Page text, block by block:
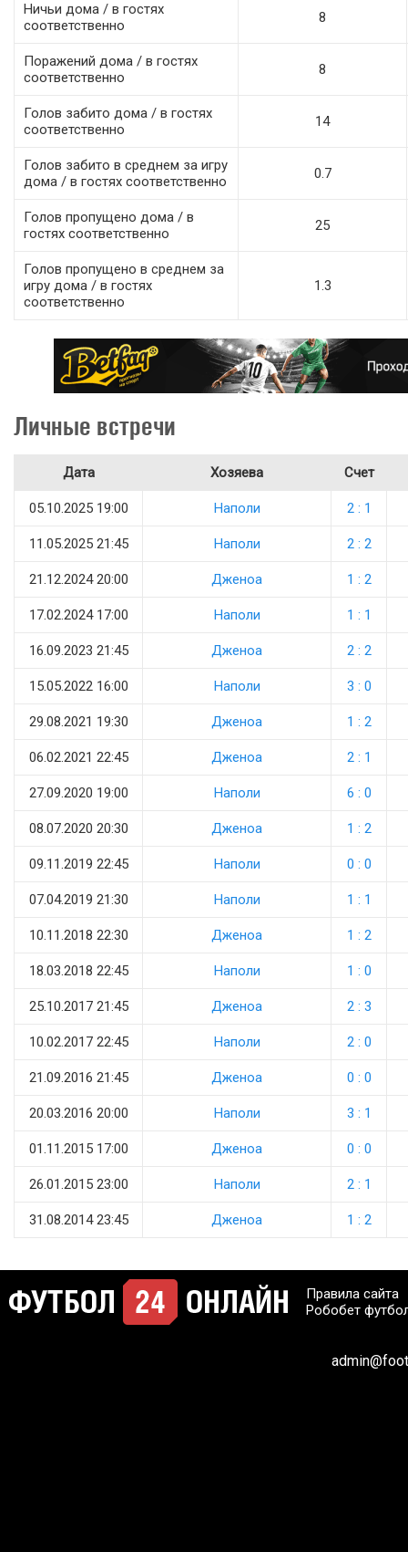
Ничьи дома / в гостях
соответственно
8
Поражений дома / в гостях
соответственно
8
Голов забито дома / в гостях
соответственно
14
Голов забито в среднем за игру
дома / в гостях соответственно
0.7
Голов пропущено дома / в
гостях соответственно
25
Голов пропущено в среднем за
игру дома / в гостях
соответственно
1.3
Личные встречи
Дата Хозяева Счет
05.10.2025 19:00 Наполи 2 : 1
11.05.2025 21:45 Наполи 2 : 2
21.12.2024 20:00 Дженоа 1 : 2
17.02.2024 17:00 Наполи 1 : 1
16.09.2023 21:45 Дженоа 2 : 2
15.05.2022 16:00 Наполи 3 : 0
29.08.2021 19:30 Дженоа 1 : 2
06.02.2021 22:45 Дженоа 2 : 1
27.09.2020 19:00 Наполи 6 : 0
08.07.2020 20:30 Дженоа 1 : 2
09.11.2019 22:45 Наполи 0 : 0
07.04.2019 21:30 Наполи 1 : 1
10.11.2018 22:30 Дженоа 1 : 2
18.03.2018 22:45 Наполи 1 : 0
25.10.2017 21:45 Дженоа 2 : 3
10.02.2017 22:45 Наполи 2 : 0
21.09.2016 21:45 Дженоа 0 : 0
20.03.2016 20:00 Наполи 3 : 1
01.11.2015 17:00 Дженоа 0 : 0
26.01.2015 23:00 Наполи 2 : 1
31.08.2014 23:45 Дженоа 1 : 2
Правила сайта
Робобет